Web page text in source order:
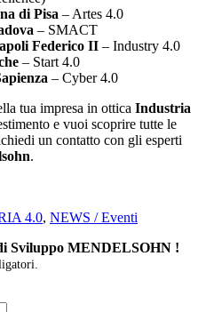
di Pisa – Artes 4.0
– SMACT
Federico II – Industry 4.0
– Start 4.0
– Cyber 4.0
tua impresa in ottica Industria
e vuoi scoprire tutte le
un contatto con gli esperti
.
4.0, NEWS / Eventi
Sviluppo MENDELSOHN !